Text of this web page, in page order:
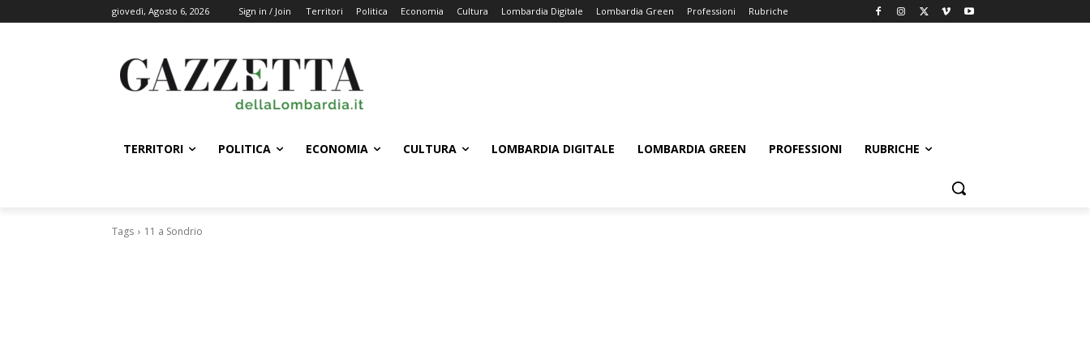
giovedì, Agosto 6, 2026 Sign in / Join Territori Politica Economia Cultura Lombardia Digitale Lombardia Green Professioni Rubriche
TERRITORI POLITICA ECONOMIA CULTURA LOMBARDIA DIGITALE LOMBARDIA GREEN PROFESSIONI RUBRICHE
Tags 11 a Sondrio